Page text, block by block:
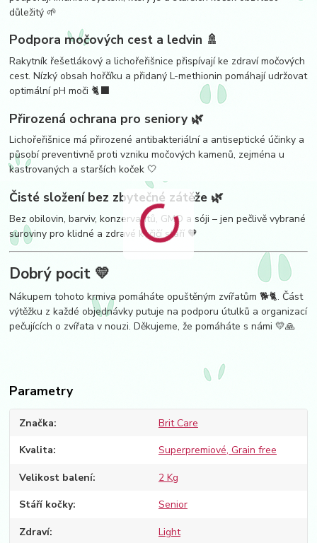
důležitý 🌱
Podpora močových cest a ledvin 🚿
Rakytník řešetlákový a lichořeřišnice přispívají ke zdraví močových
cest. Nízký obsah hořčíku a přidaný L-methionin pomáhají udržovat
optimální pH moči 🐈‍⬛
Přirozená ochrana pro seniory 🌿
Lichořeřišnice má přirozené antibakteriální a antiseptické účinky a
působí preventivně proti vzniku močových kamenů, zejména u
kastrovaných a starších koček 🤍
Čisté složení bez zbytečné zátěže 🌿
Bez obilovin, barviv, konzervantů, GMO a sóji – jen pečlivě vybrané
suroviny pro klidné a zdravé kočičí stáří 🧡
Dobrý pocit 💛
Nákupem tohoto krmiva pomáháte opuštěným zvířatům 🐕🐈. Část
výtěžku z každé objednávky putuje na podporu útulků a organizací
pečujících o zvířata v nouzi. Děkujeme, že pomáháte s námi 💛🙏
Parametry
Značka Brit Care
Kvalita Superpremiové, Grain free
Velikost balení 2 Kg
Stáří kočky Senior
Zdraví Light